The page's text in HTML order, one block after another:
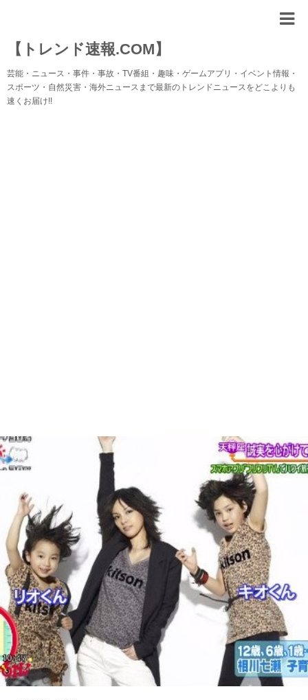
【トレンド速報.COM】
芸能・ニュース・事件・事故・TV番組・趣味・ゲームアプリ・イベント情報・
スポーツ・自然災害・海外ニュースまで最新のトレンドニュースをどこよりも
速くお届け!!